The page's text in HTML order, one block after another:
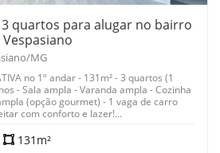
quartos para alugar no bairro
MG
no 1º andar - 131m² - 3 quartos (1
- Sala ampla - Varanda ampla - Cozinha
(opção gourmet) - 1 vaga de carro
com conforto e lazer!...
131m²